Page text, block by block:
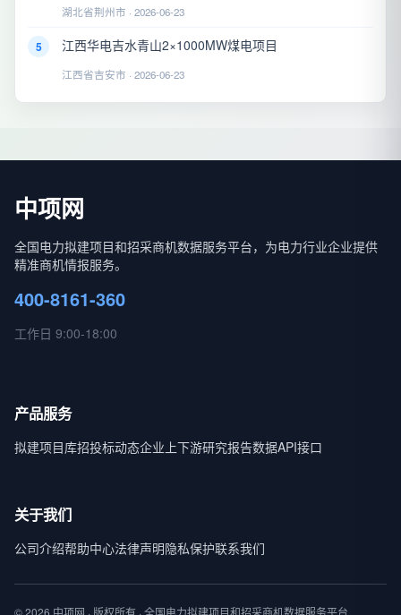
湖北省荆州市 · 2026-06-23
5 江西华电吉水青山2×1000MW煤电项目
江西省吉安市 · 2026-06-23
中项网
全国电力拟建项目和招采商机数据服务平台，为电力行业企业提供
精准商机情报服务。
400-8161-360
工作日 9:00-18:00
产品服务
拟建项目库招投标动态企业上下游研究报告数据API接口
关于我们
公司介绍帮助中心法律声明隐私保护联系我们
© 2026 中项网 · 版权所有 · 全国电力拟建项目和招采商机数据服务平台